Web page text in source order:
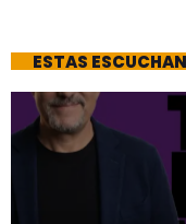
ESTAS